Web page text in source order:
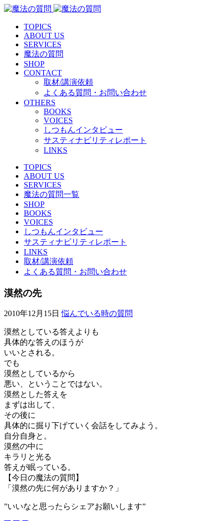
TOPICS
ABOUT US
SERVICES
魔法の質問
SHOP
CONTACT
取材/講演依頼
よくある質問・お問い合わせ
OTHERS
BOOKS
VOICES
しつもんインタビュー
サスティナビリティレポート
LINKS
TOPICS
ABOUT US
SERVICES
魔法の質問一覧
SHOP
BOOKS
VOICES
しつもんインタビュー
サスティナビリティレポート
LINKS
取材/講演依頼
よくある質問・お問い合わせ
漠然の先
2010年12月15日 悩んでいる時の質問
漠然としている答えよりも
具体的な答えのほうが
いいとされる。
でも
漠然としているから
悪い、ということではない。
漠然とした答えを
まずは出して、
その後に
具体的に掘り下げていく会話をしてみよう。
自分自身と。
漠然の中に
キラリと光る
答えが眠っている。
【今日の魔法の質問】
「漠然の先に何がありますか？」
”いいなと思ったらシェアお願いします”